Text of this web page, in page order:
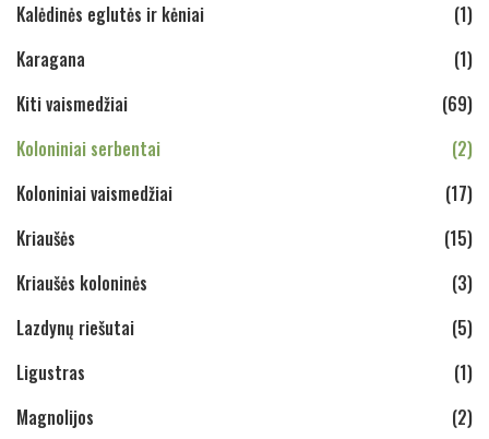
Kalėdinės eglutės ir kėniai
(1)
Karagana
(1)
Kiti vaismedžiai
(69)
Koloniniai serbentai
(2)
Koloniniai vaismedžiai
(17)
Kriaušės
(15)
Kriaušės koloninės
(3)
Lazdynų riešutai
(5)
Ligustras
(1)
Magnolijos
(2)